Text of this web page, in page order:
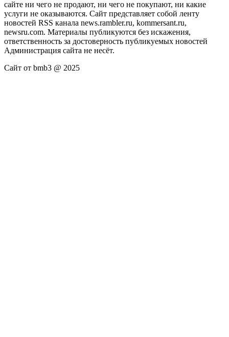
сайте ни чего не продают, ни чего не покупают, ни какие
услуги не оказываются. Сайт представляет собой ленту
новостей RSS канала news.rambler.ru, kommersant.ru,
newsru.com. Материалы публикуются без искажения,
ответственность за достоверность публикуемых новостей
Администрация сайта не несёт.
Сайт от bmb3 @ 2025